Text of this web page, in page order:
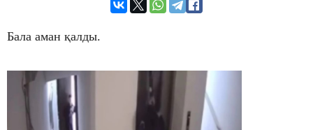
Бала аман қалды.